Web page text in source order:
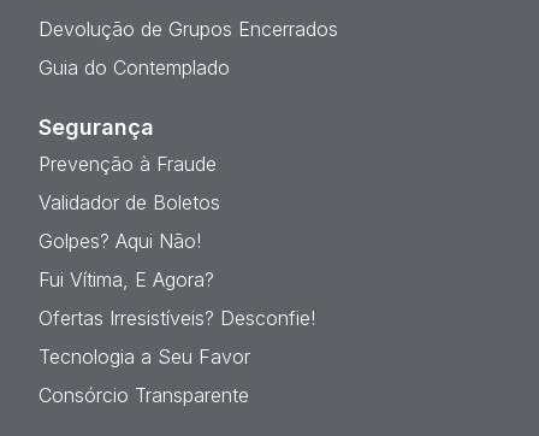
Devolução de Grupos Encerrados
Guia do Contemplado
Segurança
Prevenção à Fraude
Validador de Boletos
Golpes? Aqui Não!
Fui Vítima, E Agora?
Ofertas Irresistíveis? Desconfie!
Tecnologia a Seu Favor
Consórcio Transparente